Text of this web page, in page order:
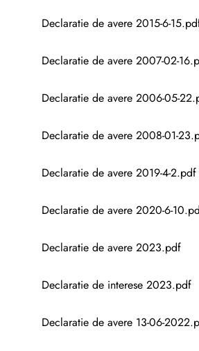
Declaratie de avere 2015-6-
Declaratie de avere 2007-02-
Declaratie de avere 2006-05-
Declaratie de avere 2008-01-
Declaratie de avere 2019-4-2.pdf
Declaratie de avere 2020-6-
Declaratie de avere 2023.pdf
Declaratie de interese 2023.pdf
Declaratie de avere 13-06-